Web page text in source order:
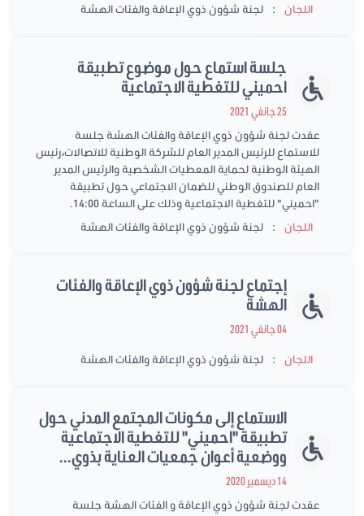
اللجان : لجنة شؤون ذوي الإعاقة والفئات الهشة
جلسة استماع حول موضوع تطبيقة
احميني للتغطية الاجتماعية
عقدت لجنة شؤون ذوي الإعاقة والفئات الهشة جلسة
للاستماع للرئيس المدير العام للشركة الوطنية للاتصالات،رئيس
الهيئة الوطنية لحماية المعطيات الشخصية والرئيس المدير
العام للصندوق الوطني للضمان الاجتماعي حول تطبيقة
"احميني" للتغطية الاجتماعية وذلك على الساعة 14:00.
اللجان : لجنة شؤون ذوي الإعاقة والفئات الهشة
إجتماع لجنة شؤون ذوي الإعاقة والفئات
الهشة
اللجان : لجنة شؤون ذوي الإعاقة والفئات الهشة
الاستماع إلى مكونات المجتمع المدني حول
تطبيقة "احميني" للتغطية الاجتماعية
ووضعية أعوان جمعيات العناية بذوي...
عقدت لجنة شؤون ذوي الإعاقة و الفئات الهشة جلسة